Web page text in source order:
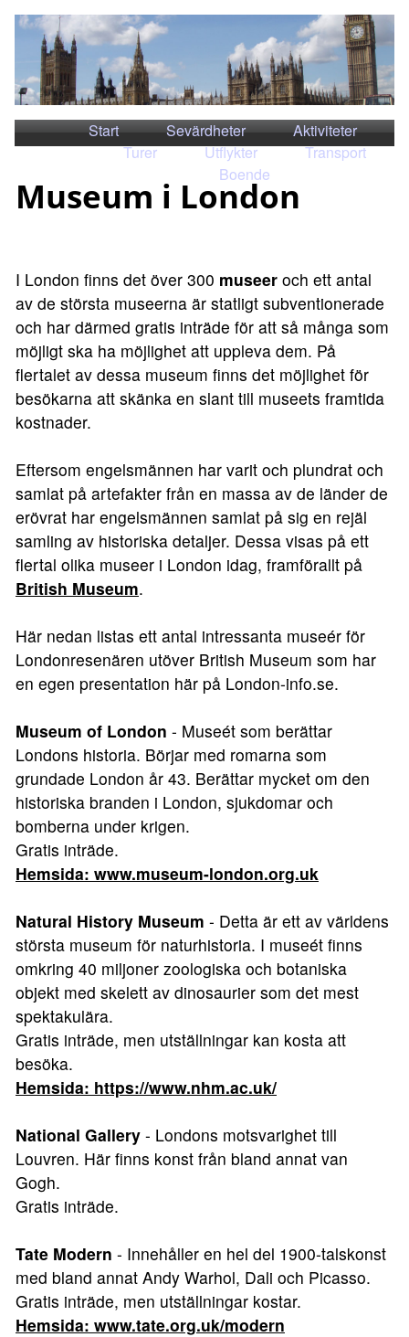
Start Sevärdheter
Aktiviteter
Turer
Utflykter
Transport
Boende
Museum i London
I London finns det över 300 museer och ett antal
av de största museerna är statligt subventionerade
och har därmed gratis inträde för att så många som
möjligt ska ha möjlighet att uppleva dem. På
flertalet av dessa museum finns det möjlighet för
besökarna att skänka en slant till museets framtida
kostnader.
Eftersom engelsmännen har varit och plundrat och
samlat på artefakter från en massa av de länder de
erövrat har engelsmännen samlat på sig en rejäl
samling av historiska detaljer. Dessa visas på ett
flertal olika museer i London idag, framförallt på
British Museum.
Här nedan listas ett antal intressanta museér för
Londonresenären utöver British Museum som har
en egen presentation här på London-info.se.
Museum of London - Museét som berättar
Londons historia. Börjar med romarna som
grundade London år 43. Berättar mycket om den
historiska branden i London, sjukdomar och
bomberna under krigen.
Gratis inträde.
Hemsida: www.museum-london.org.uk
Natural History Museum - Detta är ett av världens
största museum för naturhistoria. I museét finns
omkring 40 miljoner zoologiska och botaniska
objekt med skelett av dinosaurier som det mest
spektakulära.
Gratis inträde, men utställningar kan kosta att
besöka.
Hemsida: https://www.nhm.ac.uk/
National Gallery - Londons motsvarighet till
Louvren. Här finns konst från bland annat van
Gogh.
Gratis inträde.
Tate Modern - Innehåller en hel del 1900-talskonst
med bland annat Andy Warhol, Dali och Picasso.
Gratis inträde, men utställningar kostar.
Hemsida: www.tate.org.uk/modern